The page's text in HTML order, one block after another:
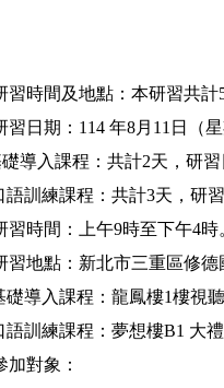
習時間及地點：本研習共計
習日期： 114 年8月 11 日（
導入課程：共計2天，研習
語訓練課程：共計3天，研
習時間：上午9時至下午4時
習地點：新北市三重區修
礎導入課程：龍鳳樓1樓視聽
語訓練課程：夢想樓B1 大禮
加對象：